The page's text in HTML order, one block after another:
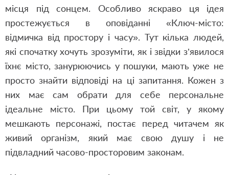
місця під сонцем. Особливо яскраво ця ідея
простежується в оповіданні «Ключ-місто:
відмичка від простору і часу». Тут кілька людей,
які спочатку хочуть зрозуміти, як і звідки з’явилося
їхнє місто, занурюючись у пошуки, мають уже не
просто знайти відповіді на ці запитання. Кожен з
них має сам обрати для себе персональне
ідеальне місто. При цьому той світ, у якому
мешкають персонажі, постає перед читачем як
живий організм, який має свою душу і не
підвладний часово-просторовим законам.